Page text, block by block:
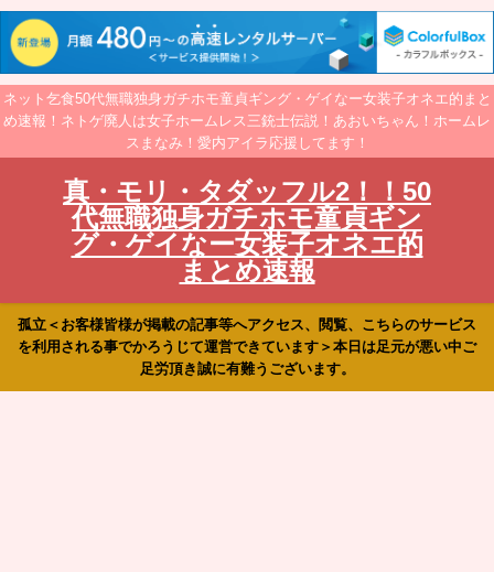
ネット乞食50代無職独身ガチホモ童貞ギング・ゲイなー女装子オネエ的まと
め速報！ネトゲ廃人は女子ホームレス三銃士伝説！あおいちゃん！ホームレ
スまなみ！愛内アイラ応援してます！
真・モリ・タダッフル2！！50
代無職独身ガチホモ童貞ギン
グ・ゲイなー女装子オネエ的
まとめ速報
孤立＜お客様皆様が掲載の記事等へアクセス、閲覧、こちらのサービス
を利用される事でかろうじて運営できています＞本日は足元が悪い中ご
足労頂き誠に有難うございます。